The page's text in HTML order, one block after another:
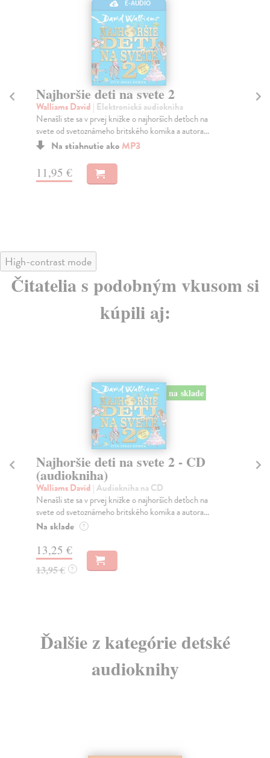
E-AUDIO
Najhoršie deti na svete 2
Walliams David | Elektronická audiokniha
Nenašli ste sa v prvej knižke o najhorších deťoch na
svete od svetoznámeho britského komika a autora...
Na stiahnutie akoMP3
11,95 €
High-contrast mode
Čitatelia s podobným vkusom si
kúpili aj:
na sklade
Najhoršie deti na svete 2 - CD
(audiokniha)
Walliams David | Audiokniha na CD
Nenašli ste sa v prvej knižke o najhorších deťoch na
svete od svetoznámeho britského komika a autora...
Na sklade ?
13,25 €
13,95 € ?
Ďalšie z kategórie detské
audioknihy